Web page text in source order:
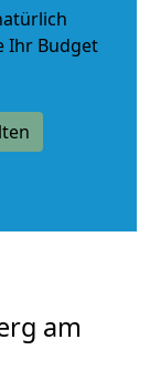
Ihr Budget
am